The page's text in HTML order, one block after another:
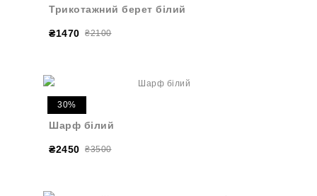
Трикотажний берет білий
₴1470 ₴2100
30%
Шарф білий
₴2450 ₴3500